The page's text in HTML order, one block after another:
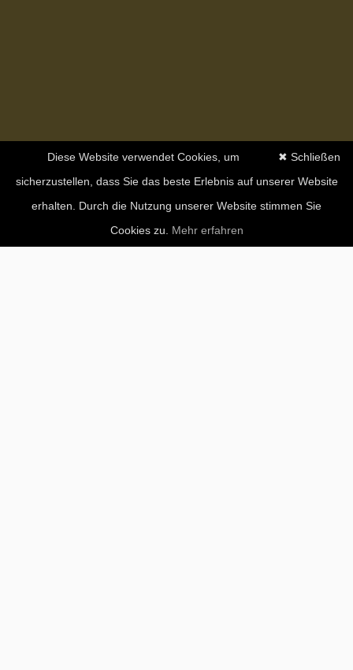
✖ Schließen
Diese Website verwendet Cookies, um
sicherzustellen, dass Sie das beste Erlebnis auf unserer Website
erhalten. Durch die Nutzung unserer Website stimmen Sie
Cookies zu. Mehr erfahren